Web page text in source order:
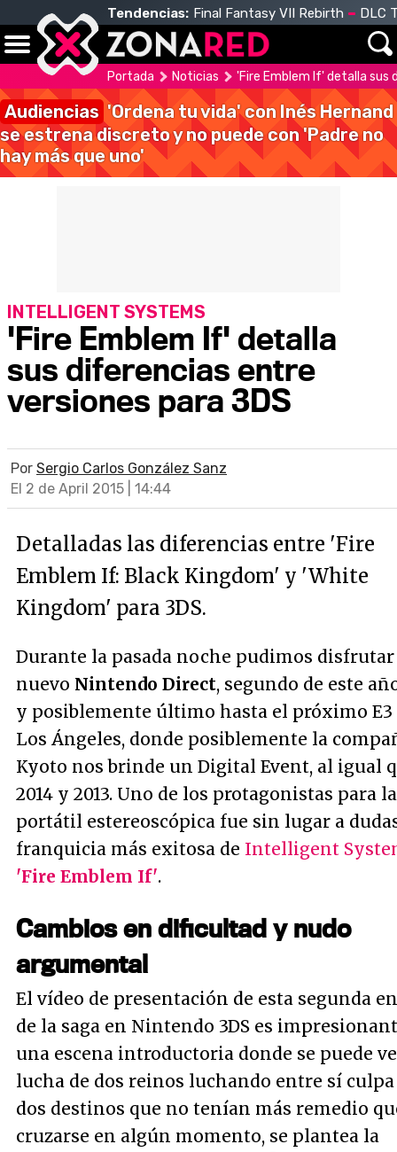
Tendencias: Final Fantasy VII Rebirth DLC
Portada Noticias 'Fire Emblem If' detalla sus
Audiencias 'Ordena tu vida' con Inés Hernand
se estrena discreto y no puede con 'Padre no
hay más que uno'
'Fire Emblem If' detalla
sus diferencias entre
versiones para 3DS
INTELLIGENT SYSTEMS
Por Sergio Carlos González Sanz
El 2 de April 2015 | 14:44
Detalladas las diferencias entre 'Fire
Emblem If: Black Kingdom' y 'White
Kingdom' para 3DS.
Durante la pasada noche pudimos
nuevo Nintendo Direct, segundo de este
y posiblemente último hasta el próximo E3
Los Ángeles, donde posiblemente la
Kyoto nos brinde un Digital Event, al igual
2014 y 2013. Uno de los protagonistas para la
portátil estereoscópica fue sin lugar a
franquicia más exitosa de Intelligent
'Fire Emblem If'.
Cambios en dificultad y nudo
argumental
El vídeo de presentación de esta segunda
de la saga en Nintendo 3DS es
una escena introductoria donde se puede
lucha de dos reinos luchando entre sí culpa
dos destinos que no tenían más remedio
cruzarse en algún momento, se plantea la